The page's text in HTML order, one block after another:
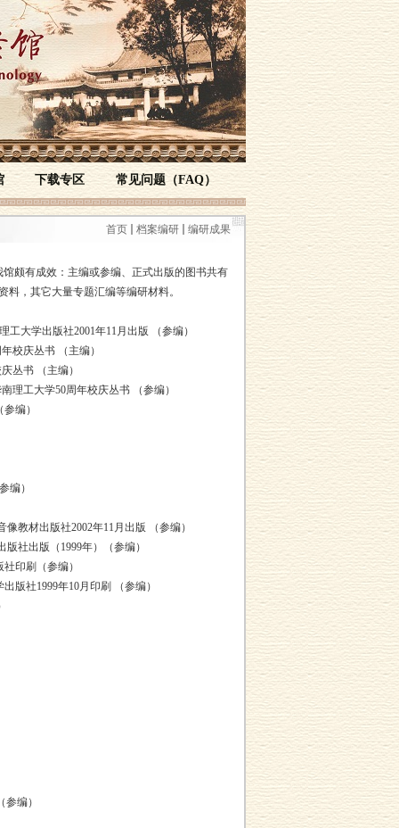
下载专区 常见问题（FAQ）
首页 档案编研 编研成果
颇有成效：主编或参编、正式出版的图书共有
料，其它大量专题汇编等编研材料。
大学出版社2001年11月出版 （参编）
校庆丛书 （主编）
丛书 （主编）
理工大学50周年校庆丛书 （参编）
编）
编）
教材出版社2002年11月出版 （参编）
社出版（1999年）（参编）
印刷（参编）
版社1999年10月印刷 （参编）
编）